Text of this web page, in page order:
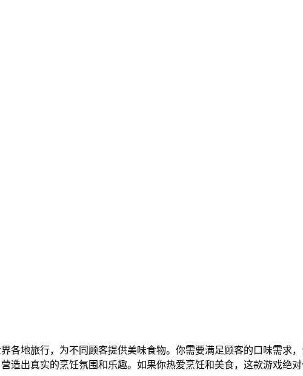
各地旅行，为不同顾客提供美味食物。你需要满足顾客的口味需求
出真实的烹饪氛围和乐趣。如果你热爱烹饪和美食，这款游戏绝对